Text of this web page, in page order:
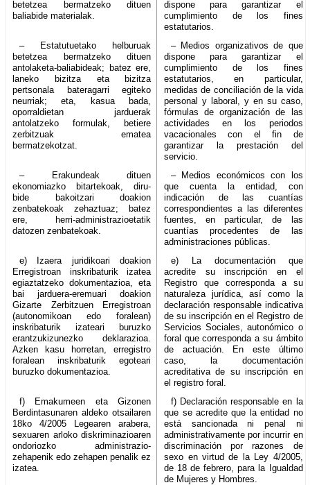
betetzea bermatzeko dituen
baliabide materialak.
dispone para garantizar el
cumplimiento de los fines
estatutarios.
– Estatutuetako helburuak
betetzea bermatzeko dituen
antolaketa-baliabideak; batez ere,
laneko bizitza eta bizitza
pertsonala bateragarri egiteko
neurriak; eta, kasua bada,
oporraldietan jarduerak
antolatzeko formulak, betiere
zerbitzuak ematea
bermatzekotzat.
– Medios organizativos de que
dispone para garantizar el
cumplimiento de los fines
estatutarios, en particular,
medidas de conciliación de la vida
personal y laboral, y en su caso,
fórmulas de organización de las
actividades en los periodos
vacacionales con el fin de
garantizar la prestación del
servicio.
– Erakundeak dituen
ekonomiazko bitartekoak, diru-
bide bakoitzari doakion
zenbatekoak zehaztuaz; batez
ere, herri-administrazioetatik
datozen zenbatekoak.
– Medios económicos con los
que cuenta la entidad, con
indicación de las cuantías
correspondientes a las diferentes
fuentes, en particular, de las
cuantías procedentes de las
administraciones públicas.
e) Izaera juridikoari doakion
Erregistroan inskribaturik izatea
egiaztatzeko dokumentazioa, eta
bai jarduera-eremuari doakion
Gizarte Zerbitzuen Erregistroan
(autonomikoan edo foralean)
inskribaturik izateari buruzko
erantzukizunezko deklarazioa.
Azken kasu horretan, erregistro
foralean inskribaturik egoteari
buruzko dokumentazioa.
e) La documentación que
acredite su inscripción en el
Registro que corresponda a su
naturaleza jurídica, así como la
declaración responsable indicativa
de su inscripción en el Registro de
Servicios Sociales, autonómico o
foral que corresponda a su ámbito
de actuación. En este último
caso, la documentación
acreditativa de su inscripción en
el registro foral.
f) Emakumeen eta Gizonen
Berdintasunaren aldeko otsailaren
18ko 4/2005 Legearen arabera,
sexuaren arloko diskriminazioaren
ondoriozko administrazio-
zehapenik edo zehapen penalik ez
izatea.
f) Declaración responsable en la
que se acredite que la entidad no
está sancionada ni penal ni
administrativamente por incurrir en
discriminación por razones de
sexo en virtud de la Ley 4/2005,
de 18 de febrero, para la Igualdad
de Mujeres y Hombres.